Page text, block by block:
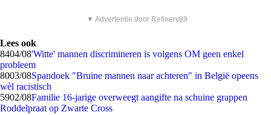
▼ Advertentie door Refinery89
Lees ook
8404/08'Witte' mannen discrimineren is volgens OM geen enkel
probleem
8003/08Spandoek "Bruine mannen naar achteren" in België opeens
wèl racistisch
5902/08Familie 16-jarige overweegt aangifte na schuine grappen
Roddelpraat op Zwarte Cross